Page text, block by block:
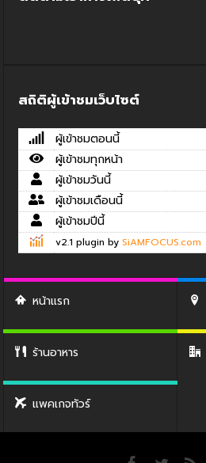
สถิติผู้เข้าชมเว็บไซต์
ผู้เข้าชมตอนนี้
ผู้เข้าชมทุกหน้า
ผู้เข้าชมวันนี้
ผู้เข้าชมเดือนนี้
ผู้เข้าชมปีนี้
v2.1 plugin by SiAMFOCUS.com
หน้าแรก
ร้านอาหาร
แพคเกจทัวร์